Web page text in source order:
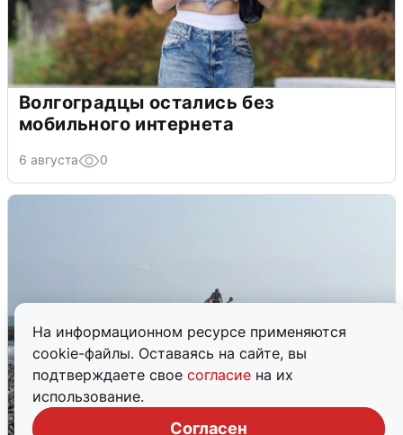
На информационном ресурсе применяются
cookie-файлы. Оставаясь на сайте, вы
подтверждаете свое согласие на их
использование.
Согласен
Волгоградцы остались без
мобильного интернета
6 августа 0